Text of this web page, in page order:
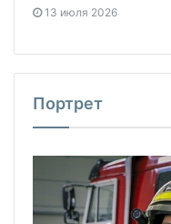
13 июля 2026
Портрет